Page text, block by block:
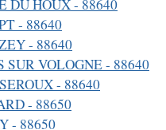
DU HOUX - 88640
- 88640
- 88640
SUR VOLOGNE - 88640
- 88640
- 88650
- 88650